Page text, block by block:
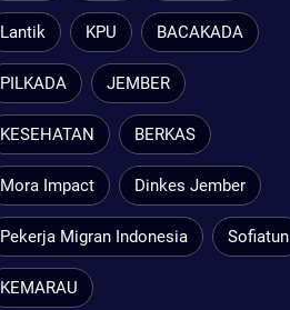
Lantik KPU BACAKADA
PILKADA JEMBER
KESEHATAN BERKAS
Mora Impact Dinkes Jember
Pekerja Migran Indonesia Sofiatun
KEMARAU